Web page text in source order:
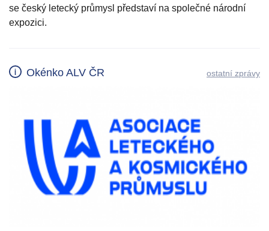
se český letecký průmysl představí na společné národní
expozici.
Okénko ALV ČR ostatní zprávy